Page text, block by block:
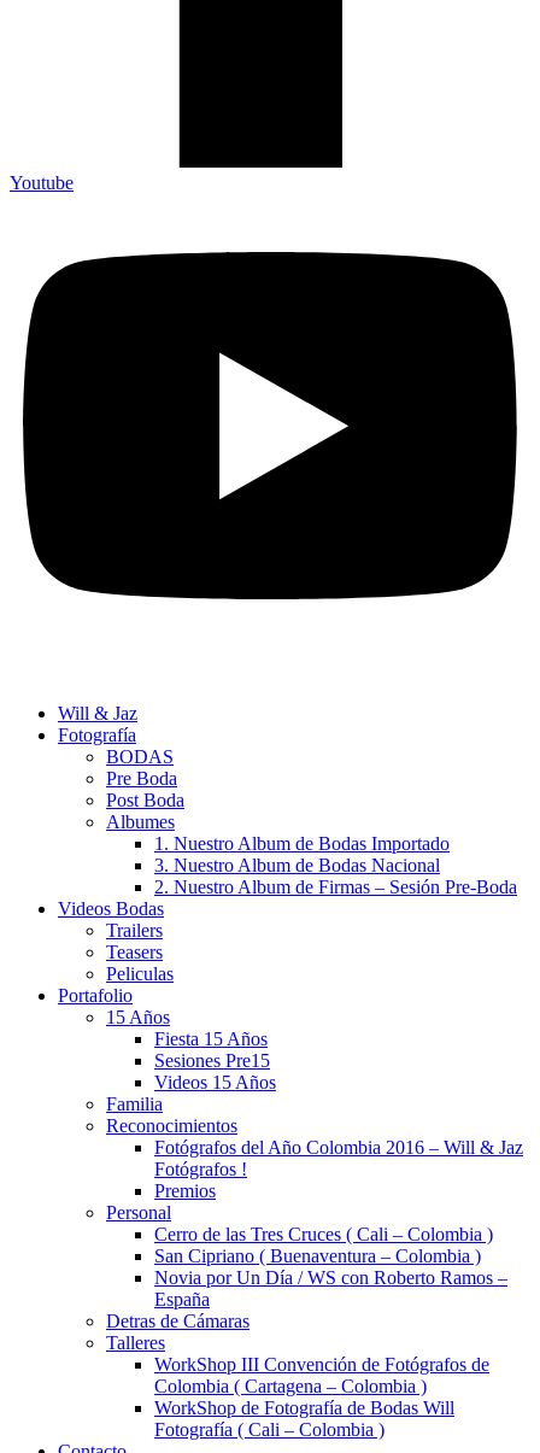
Youtube
Will & Jaz
Fotografía
BODAS
Pre Boda
Post Boda
Albumes
1. Nuestro Album de Bodas Importado
3. Nuestro Album de Bodas Nacional
2. Nuestro Album de Firmas – Sesión Pre-Boda
Videos Bodas
Trailers
Teasers
Peliculas
Portafolio
15 Años
Fiesta 15 Años
Sesiones Pre15
Videos 15 Años
Familia
Reconocimientos
Fotógrafos del Año Colombia 2016 – Will & Jaz
Fotógrafos !
Premios
Personal
Cerro de las Tres Cruces ( Cali – Colombia )
San Cipriano ( Buenaventura – Colombia )
Novia por Un Día / WS con Roberto Ramos –
España
Detras de Cámaras
Talleres
WorkShop III Convención de Fotógrafos de
Colombia ( Cartagena – Colombia )
WorkShop de Fotografía de Bodas Will
Fotografía ( Cali – Colombia )